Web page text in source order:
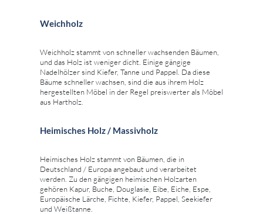
Weichholz
Weichholz stammt von schneller wachsenden Bäumen,
und das Holz ist weniger dicht. Einige gängige
Nadelhölzer sind Kiefer, Tanne und Pappel. Da diese
Bäume schneller wachsen, sind die aus ihrem Holz
hergestellten Möbel in der Regel preiswerter als Möbel
aus Hartholz.
Heimisches Holz / Massivholz
Heimisches Holz stammt von Bäumen, die in
Deutschland / Europa angebaut und verarbeitet
werden. Zu den gängigen heimischen Holzarten
gehören Kapur, Buche, Douglasie, Eibe, Eiche, Espe,
Europäische Lärche, Fichte, Kiefer, Pappel, Seekiefer
und Weißtanne.